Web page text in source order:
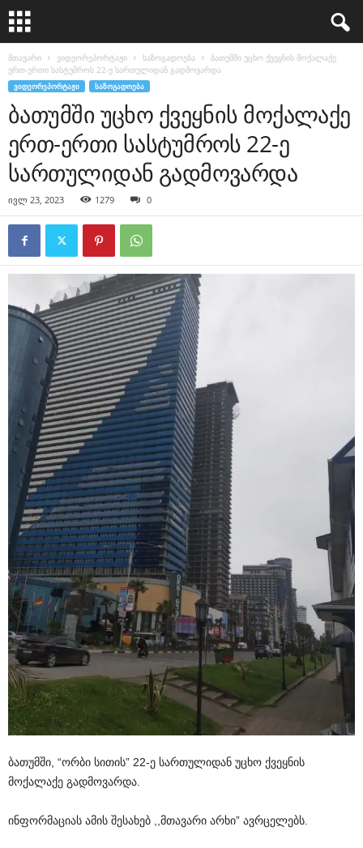
მთავარი ვიდეორეპორტაჟი საზოგადოება
ბათუმში უცხო ქვეყნის მოქალაქე
ერთ-ერთი სასტუმროს 22-ე სართულიდან გადმოვარდა
ᲕᲘᲓᲔᲝᲠᲔᲞᲝᲠᲢᲐᲟᲘ ᲡᲐᲖᲝᲒᲐᲓᲝᲔᲑᲐ
ბათუმში უცხო ქვეყნის მოქალაქე
ერთ-ერთი სასტუმროს 22-ე
სართულიდან გადმოვარდა
ივლ 23, 2023 1279 0
ბათუმში, “ორბი სითის” 22-ე სართულიდან უცხო ქვეყნის
მოქალაქე გადმოვარდა.
ინფორმაციას ამის შესახებ ,,მთავარი არხი” ავრცელებს.